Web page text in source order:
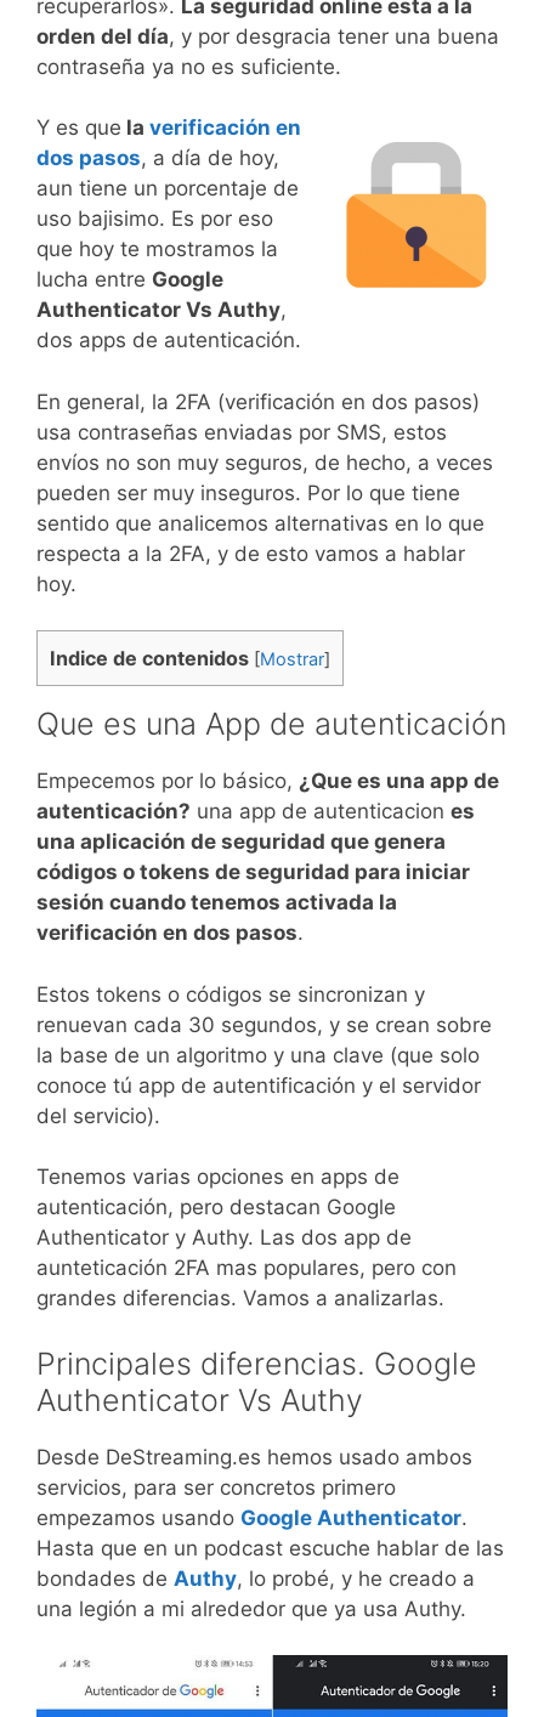
recuperarlos». La seguridad online esta a la
orden del día, y por desgracia tener una buena
contraseña ya no es suficiente.
Y es que la verificación en
dos pasos, a día de hoy,
aun tiene un porcentaje de
uso bajisimo. Es por eso
que hoy te mostramos la
lucha entre Google
Authenticator Vs Authy,
dos apps de autenticación.
En general, la 2FA (verificación en dos pasos)
usa contraseñas enviadas por SMS, estos
envíos no son muy seguros, de hecho, a veces
pueden ser muy inseguros. Por lo que tiene
sentido que analicemos alternativas en lo que
respecta a la 2FA, y de esto vamos a hablar
hoy.
Indice de contenidos [Mostrar]
Que es una App de autenticación
Empecemos por lo básico, ¿Que es una app de
autenticación? una app de autenticacion es
una aplicación de seguridad que genera
códigos o tokens de seguridad para iniciar
sesión cuando tenemos activada la
verificación en dos pasos.
Estos tokens o códigos se sincronizan y
renuevan cada 30 segundos, y se crean sobre
la base de un algoritmo y una clave (que solo
conoce tú app de autentificación y el servidor
del servicio).
Tenemos varias opciones en apps de
autenticación, pero destacan Google
Authenticator y Authy. Las dos app de
aunteticación 2FA mas populares, pero con
grandes diferencias. Vamos a analizarlas.
Principales diferencias. Google
Authenticator Vs Authy
Desde DeStreaming.es hemos usado ambos
servicios, para ser concretos primero
empezamos usando Google Authenticator.
Hasta que en un podcast escuche hablar de las
bondades de Authy, lo probé, y he creado a
una legión a mi alrededor que ya usa Authy.